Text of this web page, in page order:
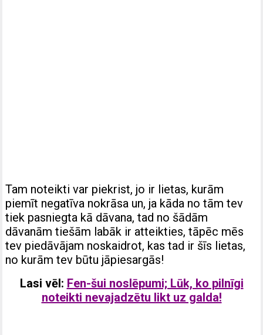
Tam noteikti var piekrist, jo ir lietas, kurām
piemīt negatīva nokrāsa un, ja kāda no tām tev
tiek pasniegta kā dāvana, tad no šādām
dāvanām tiešām labāk ir atteikties, tāpēc mēs
tev piedāvājam noskaidrot, kas tad ir šīs lietas,
no kurām tev būtu jāpiesargās!
Lasi vēl: Fen-šui noslēpumi; Lūk, ko pilnīgi
noteikti nevajadzētu likt uz galda!